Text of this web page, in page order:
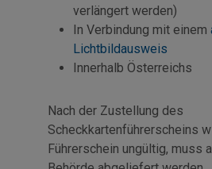
verlängert werden)
In Verbindung mit einem
Lichtbildausweis
Innerhalb Österreichs
Nach der Zustellung des
Scheckkartenführerscheins
Führerschein ungültig, muss